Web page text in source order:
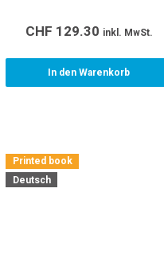
CHF 129.30 inkl. MwSt.
In den Warenkorb
Printed book
Deutsch